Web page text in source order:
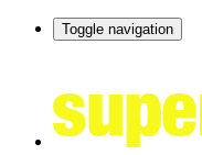
Toggle navigation